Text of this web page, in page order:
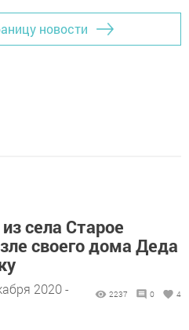
новости
села Старое
своего дома Деда
2020 -
2237 0 4